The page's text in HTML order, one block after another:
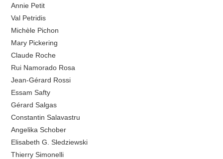
Annie Petit
Val Petridis
Michèle Pichon
Mary Pickering
Claude Roche
Rui Namorado Rosa
Jean-Gérard Rossi
Essam Safty
Gérard Salgas
Constantin Salavastru
Angelika Schober
Elisabeth G. Sledziewski
Thierry Simonelli